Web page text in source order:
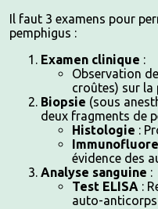
Il faut 3 examens pour
pemphigus :
Examen clinique :
Observation
croûtes) sur la
Biopsie (sous
deux fragments de
Histologie :
évidence des
Analyse sanguine :
Test ELISA :
auto-